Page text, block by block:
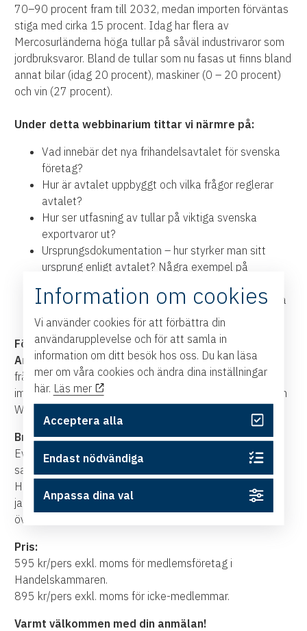
70–90 procent fram till 2032, medan importen förväntas
stiga med cirka 15 procent. Idag har flera av
Mercosurländerna höga tullar på såväl industrivaror som
jordbruksvaror. Bland de tullar som nu fasas ut finns bland
annat bilar (idag 20 procent), maskiner (0 – 20 procent)
och vin (27 procent).
Under detta webbinarium tittar vi närmre på:
Vad innebär det nya frihandelsavtalet för svenska
företag?
Hur är avtalet uppbyggt och vilka frågor reglerar
avtalet?
Hur ser utfasning av tullar på viktiga svenska
exportvaror ut?
Ursprungsdokumentation – hur styrker man sitt
ursprung enligt avtalet? Några exempel på
Vilka steg återstår innan svenska företag kan börja
använda avtalet?
Föreläsare:
Anna Egardtarbetar påKommerskollegiummed
frågor kopplade till handelsavtal, handelspolitisk analys,
immaterialrätt, offentlig upphandling, ursprungsregler och
WTO.
Bra att veta:
Eventet kommer att sändas via Zoom och är ett
samarbete med Sydsvenska Industri- och
Handelskammaren. Sista anmälningsdag är den 20
januari kl 8.00. Anmälan är bindande men platsen kan
överlåtas.
Pris:
595 kr/pers exkl. moms för medlemsföretag i
Handelskammaren.
895 kr/pers exkl. moms för icke-medlemmar.
Varmt välkommen med din anmälan!
Information om cookies
Vi använder cookies för att förbättra din
användarupplevelse och för att samla in
information om ditt besök hos oss. Du kan läsa
mer om våra cookies och ändra dina inställningar
här. Läs mer
Acceptera alla
Endast nödvändiga
Anpassa dina val